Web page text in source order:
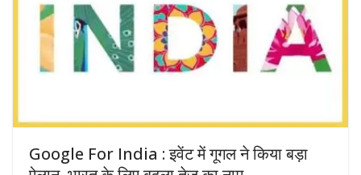
Google For India : इवेंट में गूगल ने किया बड़ा